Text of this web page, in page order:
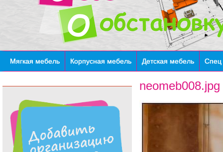
Мягкая мебель Корпусная мебель Детская мебель Спец
neomeb008.jpg